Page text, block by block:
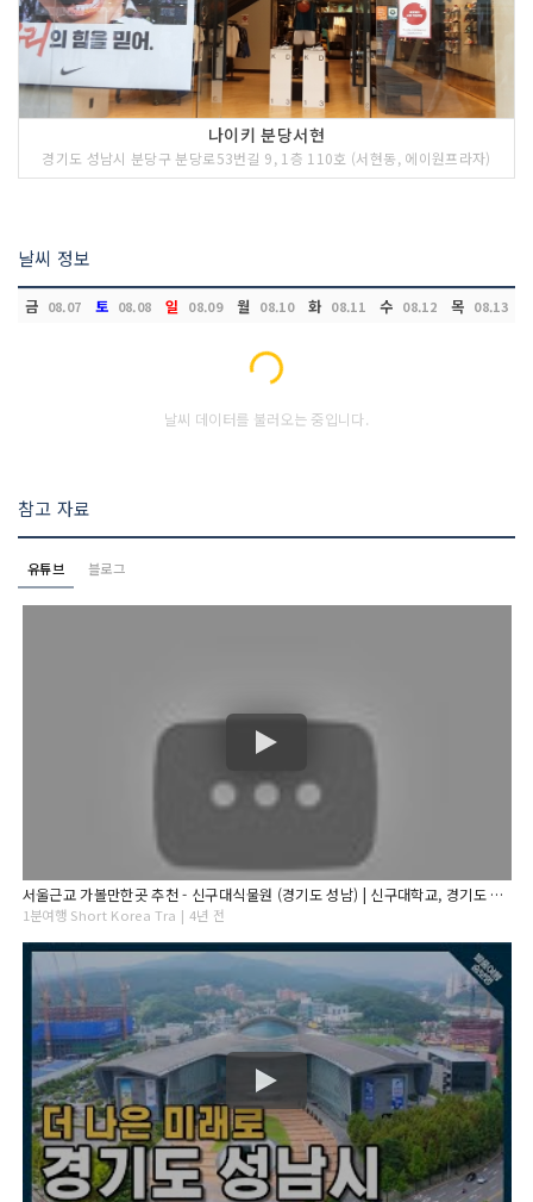
나이키 분당서현
경기도 성남시 분당구 분당로53번길 9, 1층 110호 (서현동, 에이원프라자)
날씨 정보
금 08.07 토 08.08 일 08.09 월 08.10 화 08.11 수 08.12 목 08.13
Loading...
날씨 데이터를 불러오는 중입니다.
참고 자료
유튜브 블로그
서울근교 가볼만한곳 추천 - 신구대식물원 (경기도 성남) | 신구대학교, 경기도 여행, 수목원, 꽃 구경, 수국, 1분여행
1분여행 Short Korea Tra | 4년 전